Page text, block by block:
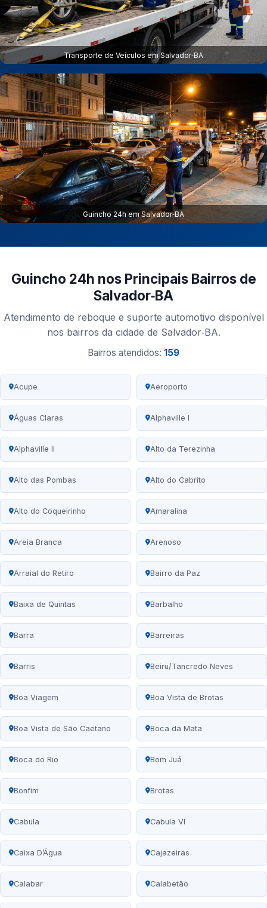
Transporte de Veículos em Salvador‑BA
Guincho 24h em Salvador‑BA
Guincho 24h nos Principais Bairros de
Salvador‑BA
Atendimento de reboque e suporte automotivo disponível
nos bairros da cidade de Salvador‑BA.
Bairros atendidos: 159
Acupe Aeroporto
Águas Claras Alphaville I
Alphaville II Alto da Terezinha
Alto das Pombas Alto do Cabrito
Alto do Coqueirinho Amaralina
Areia Branca Arenoso
Arraial do Retiro Bairro da Paz
Baixa de Quintas Barbalho
Barra Barreiras
Barris Beiru/Tancredo Neves
Boa Viagem Boa Vista de Brotas
Boa Vista de São Caetano Boca da Mata
Boca do Rio Bom Juá
Bonfim Brotas
Cabula Cabula VI
Caixa D’Água Cajazeiras
Calabar Calabetão